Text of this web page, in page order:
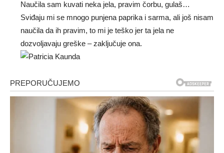
Naučila sam kuvati neka jela, pravim čorbu, gulaš…
Sviđaju mi se mnogo punjena paprika i sarma, ali još nisam
naučila da ih pravim, to mi je teško jer ta jela ne
dozvoljavaju greške – zaključuje ona.